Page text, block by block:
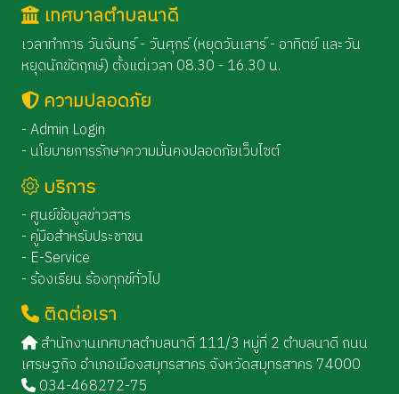
เทศบาลตำบลนาดี
เวลาทำการ วันจันทร์ - วันศุกร์ (หยุดวันเสาร์ - อาทิตย์ และวัน
หยุดนักขัตฤกษ์) ตั้งแต่เวลา 08.30 - 16.30 น.
ความปลอดภัย
- Admin Login
- นโยบายการรักษาความมั่นคงปลอดภัยเว็บไซต์
บริการ
- ศูนย์ข้อมูลข่าวสาร
- คู่มือสำหรับประชาชน
- E-Service
- ร้องเรียน ร้องทุกข์ทั่วไป
ติดต่อเรา
สำนักงานเทศบาลตำบลนาดี 111/3 หมู่ที่ 2 ตำบลนาดี ถนน
เศรษฐกิจ อำเภอเมืองสมุทรสาคร จังหวัดสมุทรสาคร 74000
034-468272-75